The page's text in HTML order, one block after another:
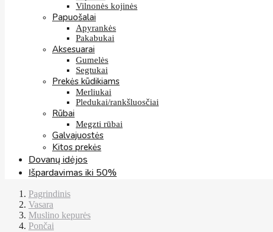
Vilnonės kojinės
Papuošalai
Apyrankės
Pakabukai
Aksesuarai
Gumelės
Segtukai
Prekės kūdikiams
Merliukai
Pledukai/rankšluosčiai
Rūbai
Megzti rūbai
Galvajuostės
Kitos prekės
Dovanų idėjos
Išpardavimas iki 50%
Pagrindinis
Vasara
Muslino kepurės
Pončai